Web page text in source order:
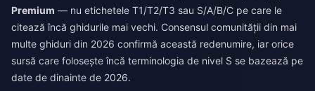
Premium — nu etichetele T1/T2/T3 sau S/A/B/C pe care le
citează încă ghidurile mai vechi. Consensul comunității din mai
multe ghiduri din 2026 confirmă această redenumire, iar orice
sursă care folosește încă terminologia de nivel S se bazează pe
date de dinainte de 2026.